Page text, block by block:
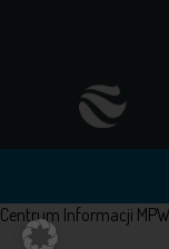
Centrum Informacji